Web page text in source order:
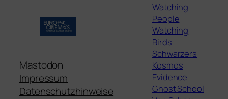
Mastodon
Impressum
Datenschutzhinweise
Watching
People
Watching
Birds
Schwarzers
Kosmos
Evidence
Ghost School